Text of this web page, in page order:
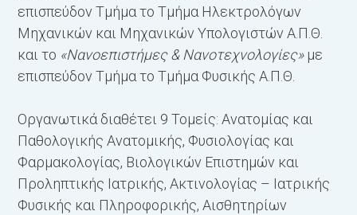
επισπεύδον Τμήμα το Τμήμα Ηλεκτρολόγων
Μηχανικών και Μηχανικών Υπολογιστών Α.Π.Θ.
και το «Νανοεπιστήμες & Νανοτεχνολογίες»με
επισπεύδον Τμήμα το Τμήμα Φυσικής Α.Π.Θ.
Οργανωτικά διαθέτει 9 Τομείς: Ανατομίας και
Παθολογικής Ανατομικής, Φυσιολογίας και
Φαρμακολογίας, Βιολογικών Επιστημών και
Προληπτικής Ιατρικής, Ακτινολογίας – Ιατρικής
Φυσικής και Πληροφορικής, Αισθητηρίων